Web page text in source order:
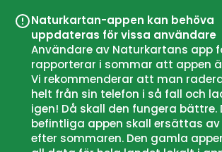
Naturkartan-appen kan behöva
uppdateras för vissa användare
Användare av Naturkartans app
rapporterar i sommar att appen
Vi rekommenderar att man
helt från sin telefon i så fall och
igen! Då skall den fungera bättre.
befintliga appen skall ersättas av
efter sommaren. Den gamla